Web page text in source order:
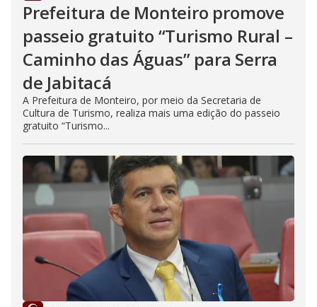
Prefeitura de Monteiro promove
passeio gratuito “Turismo Rural –
Caminho das Águas” para Serra
de Jabitacá
A Prefeitura de Monteiro, por meio da Secretaria de
Cultura de Turismo, realiza mais uma edição do passeio
gratuito “Turismo...